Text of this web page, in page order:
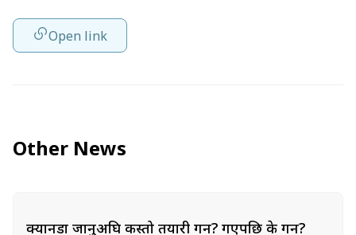
Open link
Other News
क्यानडा जानुअघि कस्तो तयारी गर्ने? गएपछि के गर्ने?